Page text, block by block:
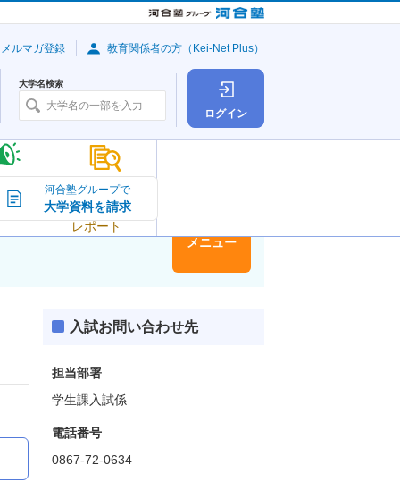
ログイン
学
大学の今
トピック＆
レポート
大学名検索
ルマガ登録 教育関係者の方（Kei-Net Plus）
河合塾グループで
大学資料を請求
メニュー
入試お問い合わせ先
担当部署
学生課入試係
電話番号
0867-72-0634